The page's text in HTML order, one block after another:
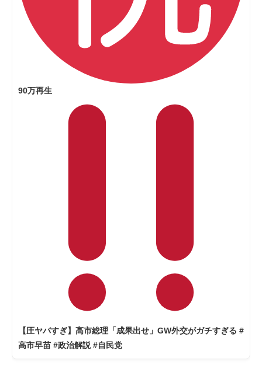
90万再生
【圧ヤバすぎ】高市総理「成果出せ」GW外交がガチすぎる #
高市早苗 #政治解説 #自民党